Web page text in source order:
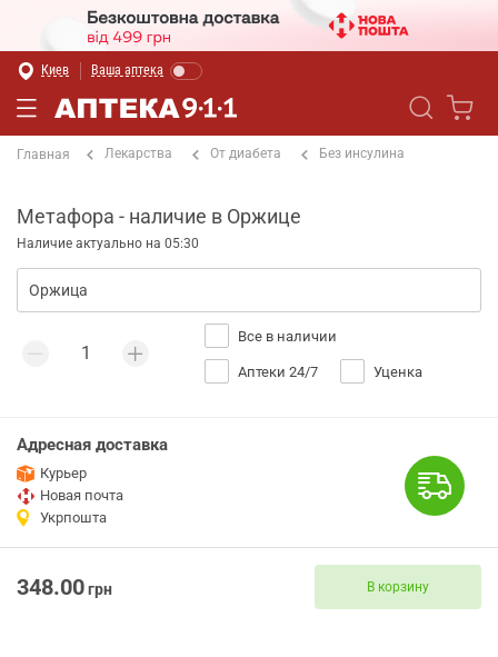
Киев Ваша аптека
Главная Лекарства От диабета Без инсулина
Метафора - наличие в Оржице
Наличие актуально на 05:30
Все в наличии
Аптеки 24/7 Уценка
Адресная доставка
Курьер
Новая почта
Укрпошта
348.00грн В корзину